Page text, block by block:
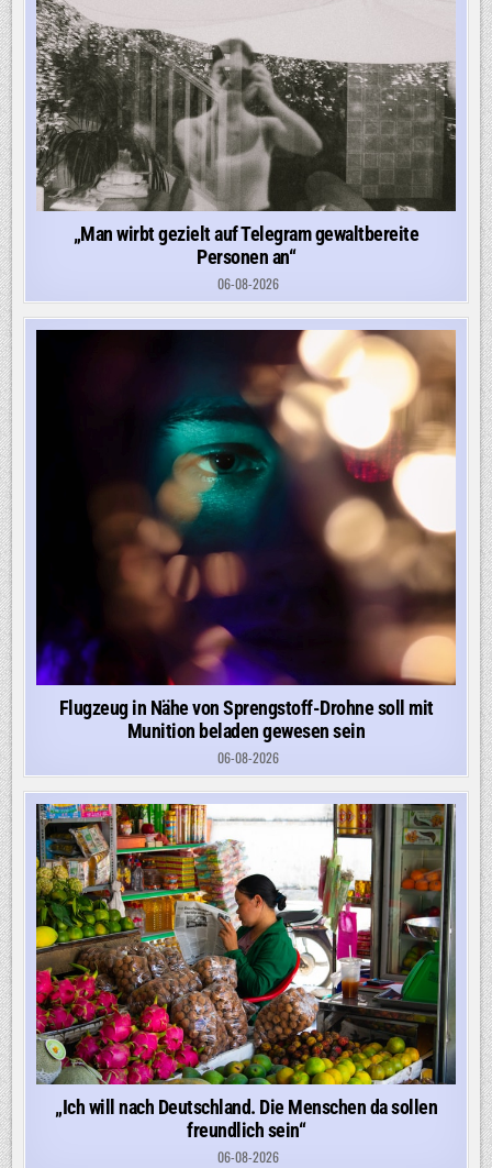
„Man wirbt gezielt auf Telegram gewaltbereite
Personen an“
06-08-2026
Flugzeug in Nähe von Sprengstoff-Drohne soll mit
Munition beladen gewesen sein
06-08-2026
„Ich will nach Deutschland. Die Menschen da sollen
freundlich sein“
06-08-2026